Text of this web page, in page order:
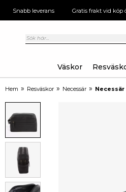
Snabb leverans Gratis frakt vid köp
Väskor
Hem » Resväskor » Necessär »